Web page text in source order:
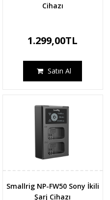
Cihazı
1.299,00TL
Satın Al
Smallrig NP-FW50 Sony İkili
Şarj Cihazı